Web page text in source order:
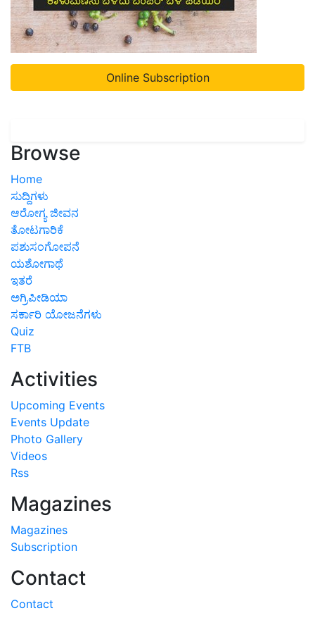
Online Subscription
Browse
Home
ಸುದ್ದಿಗಳು
ಆರೋಗ್ಯ ಜೀವನ
ತೋಟಗಾರಿಕೆ
ಪಶುಸಂಗೋಪನೆ
ಯಶೋಗಾಥೆ
ಇತರೆ
ಅಗ್ರಿಪೀಡಿಯಾ
ಸರ್ಕಾರಿ ಯೋಜನೆಗಳು
Quiz
FTB
Activities
Upcoming Events
Events Update
Photo Gallery
Videos
Rss
Magazines
Magazines
Subscription
Contact
Contact